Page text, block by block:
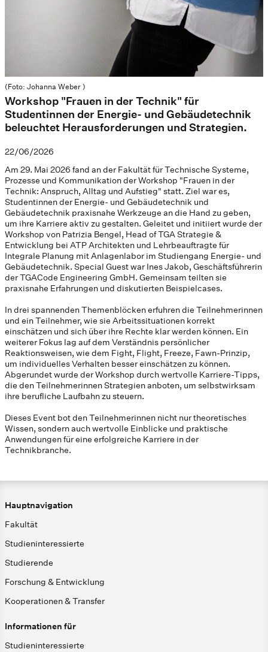
(Foto: Johanna Weber )
Workshop "Frauen in der Technik" für
Studentinnen der Energie- und Gebäudetechnik
beleuchtet Herausforderungen und Strategien.
22/06/2026
Am 29. Mai 2026 fand an der Fakultät für Technische Systeme,
Prozesse und Kommunikation der Workshop "Frauen in der
Technik: Anspruch, Alltag und Aufstieg" statt. Ziel war es,
Studentinnen der Energie- und Gebäudetechnik und
Gebäudetechnik praxisnahe Werkzeuge an die Hand zu geben,
um ihre Karriere aktiv zu gestalten. Geleitet und initiiert wurde der
Workshop von Patrizia Bengel, Head of TGA Strategie &
Entwicklung bei ATP Architekten und Lehrbeauftragte für
Integrale Planung mit Anlagenlabor im Studiengang Energie- und
Gebäudetechnik. Special Guest war Ines Jakob, Geschäftsführerin
der TGACode Engineering GmbH. Gemeinsam teilten sie
praxisnahe Erfahrungen und diskutierten Beispielcases.
In drei spannenden Themenblöcken erfuhren die Teilnehmerinnen
und ein Teilnehmer, wie sie Arbeitssituationen korrekt
einschätzen und sich über ihre Rechte klar werden können. Ein
weiterer Fokus lag auf dem Verständnis persönlicher
Reaktionsweisen, wie dem Fight, Flight, Freeze, Fawn-Prinzip,
um individuelles Verhalten besser einschätzen zu können.
Abgerundet wurde der Workshop durch wertvolle Karriere-Tipps,
die den Teilnehmerinnen Strategien anboten, um selbstwirksam
ihre berufliche Laufbahn zu steuern.
Dieses Event bot den Teilnehmerinnen nicht nur theoretisches
Wissen, sondern auch wertvolle Einblicke und praktische
Anwendungen für eine erfolgreiche Karriere in der
Technikbranche.
Hauptnavigation
Fakultät
Studieninteressierte
Studierende
Forschung & Entwicklung
Kooperationen & Transfer
Informationen für
Studieninteressierte